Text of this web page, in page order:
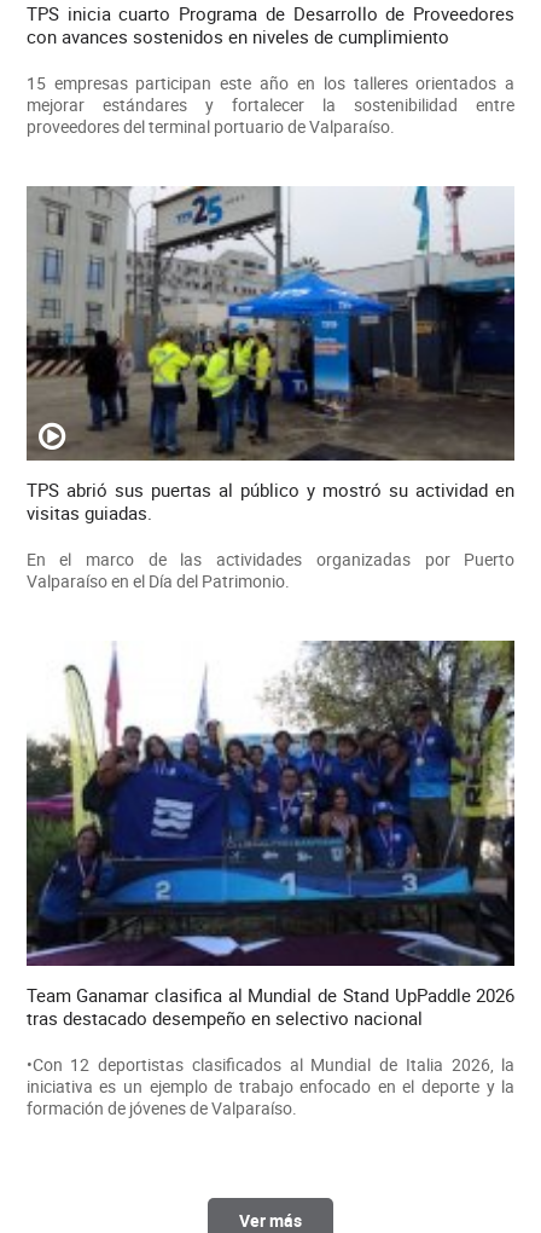
TPS inicia cuarto Programa de Desarrollo de Proveedores
con avances sostenidos en niveles de cumplimiento
15 empresas participan este año en los talleres orientados a
mejorar estándares y fortalecer la sostenibilidad entre
proveedores del terminal portuario de Valparaíso.
TPS abrió sus puertas al público y mostró su actividad en
visitas guiadas.
En el marco de las actividades organizadas por Puerto
Valparaíso en el Día del Patrimonio.
Team Ganamar clasifica al Mundial de Stand UpPaddle 2026
tras destacado desempeño en selectivo nacional
•Con 12 deportistas clasificados al Mundial de Italia 2026, la
iniciativa es un ejemplo de trabajo enfocado en el deporte y la
formación de jóvenes de Valparaíso.
Ver más